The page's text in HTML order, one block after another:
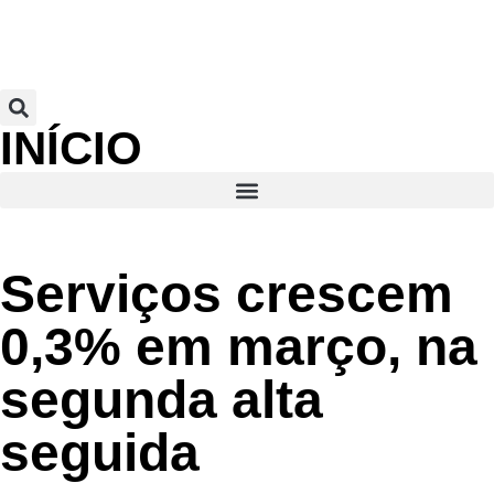
INÍCIO
Serviços crescem
0,3% em março, na
segunda alta
seguida